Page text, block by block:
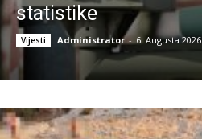
statistike
Vijesti Administrator - 6. Augusta 2026.